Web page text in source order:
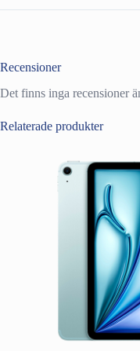
mängd
Recensioner
Det finns inga recensioner
Relaterade produkter